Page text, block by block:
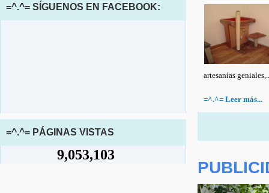
artesanías
=^.^= Leer más...
=^.^= SÍGUENOS EN FACEBOOK:
=^.^= PÁGINAS VISTAS
9,053,103